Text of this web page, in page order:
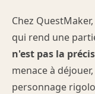
Chez
qui rend une
n'est pas la
menace à
personnage